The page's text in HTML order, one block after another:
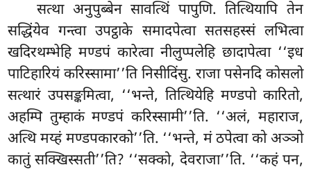
सत्था अनुपुब्बेन सावत्थिं पापुणि. तित्थियापि तेन
सद्धिंयेव गन्त्वा उपट्ठाके समादपेत्वा सतसहस्सं लभित्वा
खदिरथम्भेहि मण्डपं कारेत्वा नीलुप्पलेहि छादापेत्वा ‘‘इध
पाटिहारियं करिस्सामा’’ति निसीदिंसु. राजा पसेनदि कोसलो
सत्थारं उपसङ्कमित्वा, ‘‘भन्ते, तित्थियेहि मण्डपो कारितो,
अहम्पि तुम्हाकं मण्डपं करिस्सामी’’ति. ‘‘अलं, महाराज,
अत्थि मय्हं मण्डपकारको’’ति. ‘‘भन्ते, मं ठपेत्वा को अञ्ञो
कातुं सक्खिस्सती’’ति? ‘‘सक्को, देवराजा’’ति. ‘‘कहं पन,